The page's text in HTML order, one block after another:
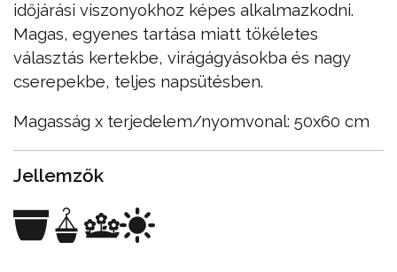
időjárási viszonyokhoz képes alkalmazkodni.
Magas, egyenes tartása miatt tökéletes
választás kertekbe, virágágyásokba és nagy
cserepekbe, teljes napsütésben.
Magasság x terjedelem/nyomvonal: 50x60 cm
Jellemzők